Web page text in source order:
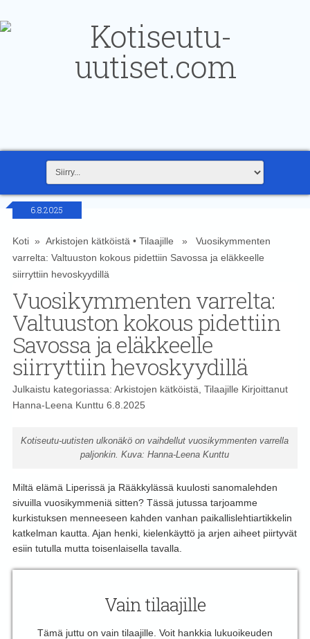
6.8.2025
Koti» Arkistojen kätköistä • Tilaajille » Vuosikymmenten
varrelta: Valtuuston kokous pidettiin Savossa ja eläkkeelle
siirryttiin hevoskyydillä
Vuosikymmenten varrelta:
Valtuuston kokous pidettiin
Savossa ja eläkkeelle
siirryttiin hevoskyydillä
Julkaistu kategoriassa: Arkistojen kätköistä Tilaajille Kirjoittanut
Hanna-Leena Kunttu 6.8.2025
Kotiseutu-uutisten ulkonäkö on vaihdellut vuosikymmenten varrella
paljonkin. Kuva: Hanna-Leena Kunttu
Miltä elämä Liperissä ja Rääkkylässä kuulosti sanomalehden
sivuilla vuosikymmeniä sitten? Tässä jutussa tarjoamme
kurkistuksen menneeseen kahden vanhan paikallislehtiartikkelin
katkelman kautta. Ajan henki, kielenkäyttö ja arjen aiheet piirtyvät
esiin tutulla mutta toisenlaisella tavalla.
Vain tilaajille
Tämä juttu on vain tilaajille. Voit hankkia lukuoikeuden